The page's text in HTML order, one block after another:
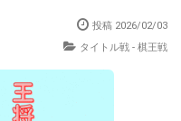
投稿 2026/02/03
タイトル戦 - 棋王戦